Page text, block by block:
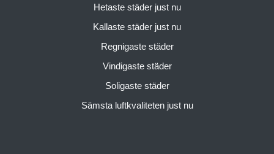
Hetaste städer just nu
Kallaste städer just nu
Regnigaste städer
Vindigaste städer
Soligaste städer
Sämsta luftkvaliteten just nu